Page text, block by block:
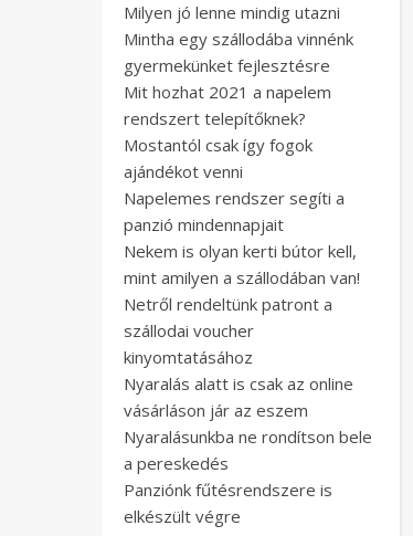
Milyen jó lenne mindig utazni
Mintha egy szállodába vinnénk
gyermekünket fejlesztésre
Mit hozhat 2021 a napelem
rendszert telepítőknek?
Mostantól csak így fogok
ajándékot venni
Napelemes rendszer segíti a
panzió mindennapjait
Nekem is olyan kerti bútor kell,
mint amilyen a szállodában van!
Netről rendeltünk patront a
szállodai voucher
kinyomtatásához
Nyaralás alatt is csak az online
vásárláson jár az eszem
Nyaralásunkba ne rondítson bele
a pereskedés
Panziónk fűtésrendszere is
elkészült végre